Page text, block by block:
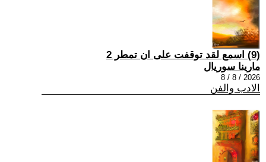
(9) اسمع لقد توقفت على ان تمطر 2
مارينا سوريال
2026 / 8 / 8
الادب والفن